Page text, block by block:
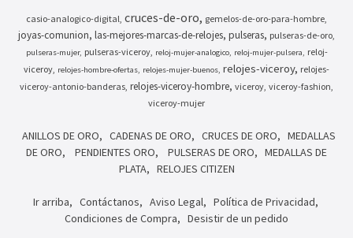
casio-analogico-digital cruces-de-oro gemelos-de-oro-para-hombre
joyas-comunion las-mejores-marcas-de-relojes pulseras pulseras-de-oro
pulseras-mujer pulseras-viceroy reloj-mujer-analogico reloj-mujer-pulsera
reloj-
viceroy relojes-hombre-ofertas relojes-mujer-buenos relojes-viceroy relojes-
viceroy-antonio-banderas relojes-viceroy-hombre viceroy viceroy-fashion
viceroy-mujer
ANILLOS DE ORO CADENAS DE ORO CRUCES DE ORO
MEDALLAS
DE ORO
PENDIENTES ORO PULSERAS DE ORO
MEDALLAS DE
PLATA
RELOJES CITIZEN
Ir arriba Contáctanos Aviso Legal
Política de Privacidad
Condiciones de Compra
Desistir de un pedido